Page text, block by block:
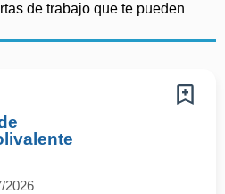
de trabajo que te pueden
2026